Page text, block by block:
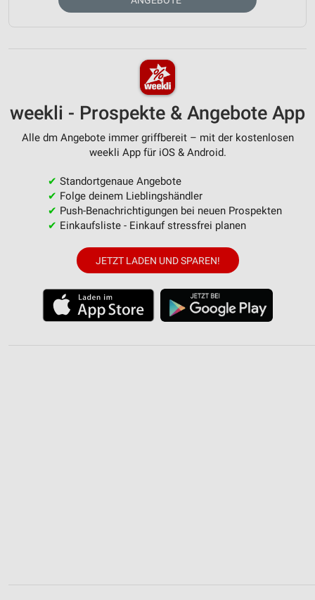
weekli - Prospekte & Angebote App
Alle dm Angebote immer griffbereit – mit der kostenlosen
weekli App für iOS & Android.
✔ Standortgenaue Angebote
✔ Folge deinem Lieblingshändler
✔ Push-Benachrichtigungen bei neuen Prospekten
✔ Einkaufsliste - Einkauf stressfrei planen
JETZT LADEN UND SPAREN!